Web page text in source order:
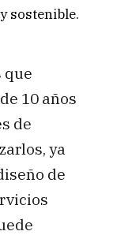
sostenible.
que
10 años
de
ya
de